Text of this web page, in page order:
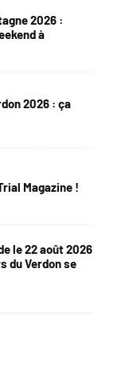
2026 :
à
2026 : ça
Magazine !
le 22 août 2026
du Verdon se